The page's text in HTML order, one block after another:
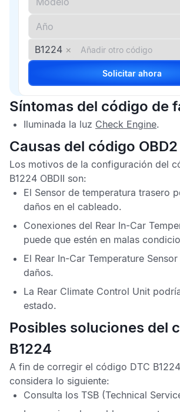
B1224 ×
Solicitar ahora
Síntomas del código de
Iluminada la luz Check Engine.
Causas del código
Los motivos de la configuración del
B1224 OBDII son:
El Sensor de temperatura trasero
daños en el cableado.
Conexiones del Rear In-Car
puede que estén en malas
El Rear In-Car Temperature Sensor
daños.
La Rear Climate Control Unit
estado.
Posibles soluciones del
B1224
A fin de corregir el código DTC
considera lo siguiente:
Consulta los TSB (Technical